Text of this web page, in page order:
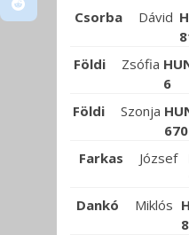
Csorba Dávid
Földi Zsófia
6
Földi Szonja
Farkas József
Dankó
Miklós